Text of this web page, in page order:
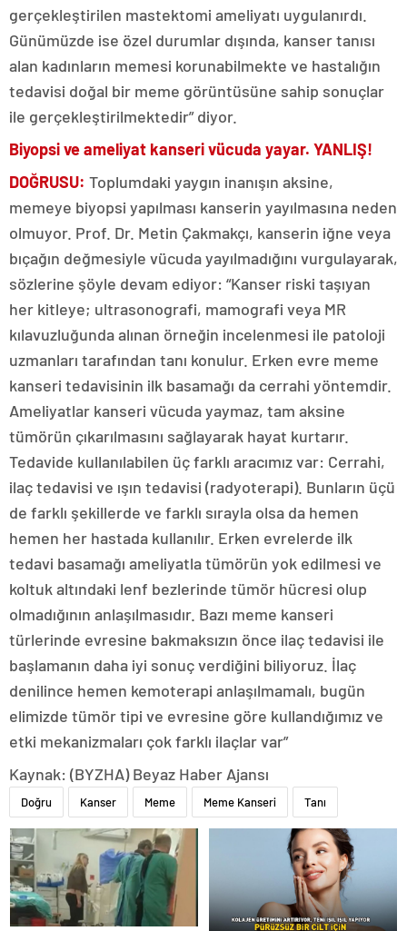
gerçekleştirilen mastektomi ameliyatı uygulanırdı.
Günümüzde ise özel durumlar dışında, kanser tanısı
alan kadınların memesi korunabilmekte ve hastalığın
tedavisi doğal bir meme görüntüsüne sahip sonuçlar
ile gerçekleştirilmektedir” diyor.
Biyopsi ve ameliyat kanseri vücuda yayar. YANLIŞ!
DOĞRUSU: Toplumdaki yaygın inanışın aksine,
memeye biyopsi yapılması kanserin yayılmasına neden
olmuyor. Prof. Dr. Metin Çakmakçı, kanserin iğne veya
bıçağın değmesiyle vücuda yayılmadığını vurgulayarak,
sözlerine şöyle devam ediyor: “Kanser riski taşıyan
her kitleye; ultrasonografi, mamografi veya MR
kılavuzluğunda alınan örneğin incelenmesi ile patoloji
uzmanları tarafından tanı konulur. Erken evre meme
kanseri tedavisinin ilk basamağı da cerrahi yöntemdir.
Ameliyatlar kanseri vücuda yaymaz, tam aksine
tümörün çıkarılmasını sağlayarak hayat kurtarır.
Tedavide kullanılabilen üç farklı aracımız var: Cerrahi,
ilaç tedavisi ve ışın tedavisi (radyoterapi). Bunların üçü
de farklı şekillerde ve farklı sırayla olsa da hemen
hemen her hastada kullanılır. Erken evrelerde ilk
tedavi basamağı ameliyatla tümörün yok edilmesi ve
koltuk altındaki lenf bezlerinde tümör hücresi olup
olmadığının anlaşılmasıdır. Bazı meme kanseri
türlerinde evresine bakmaksızın önce ilaç tedavisi ile
başlamanın daha iyi sonuç verdiğini biliyoruz. İlaç
denilince hemen kemoterapi anlaşılmamalı, bugün
elimizde tümör tipi ve evresine göre kullandığımız ve
etki mekanizmaları çok farklı ilaçlar var”
Kaynak: (BYZHA) Beyaz Haber Ajansı
Doğru Kanser Meme Meme Kanseri Tanı